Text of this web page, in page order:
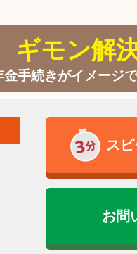
ギモン解決
手続きがイメージで
ス
お問